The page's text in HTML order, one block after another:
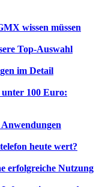
wissen müssen
Top-Auswahl
im Detail
unter 100 Euro:
heute wert?
erfolgreiche Nutzung